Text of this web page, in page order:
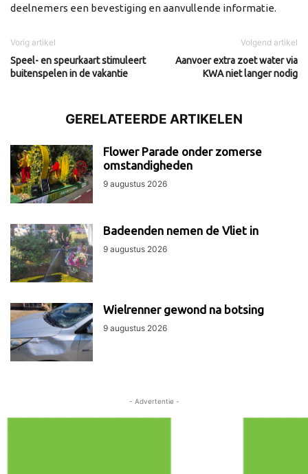
deelnemers een bevestiging en aanvullende informatie.
Vorig artikel
Speel- en speurkaart stimuleert
buitenspelen in de vakantie
Volgend artikel
Aanvoer extra zoet water via
KWA niet langer nodig
GERELATEERDE ARTIKELEN
Flower Parade onder zomerse
omstandigheden
9 augustus 2026
Badeenden nemen de Vliet in
9 augustus 2026
Wielrenner gewond na botsing
9 augustus 2026
- Advertentie -